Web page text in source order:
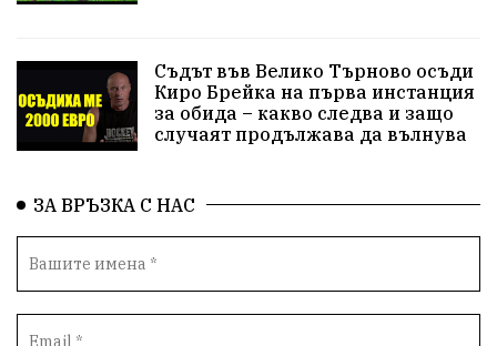
Съдът във Велико Търново осъди
Киро Брейка на първа инстанция
за обида – какво следва и защо
случаят продължава да вълнува
ЗА ВРЪЗКА С НАС